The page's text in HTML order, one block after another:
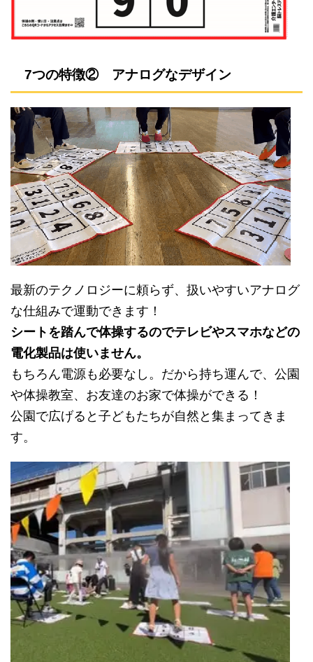
7つの特徴② アナログなデザイン
最新のテクノロジーに頼らず、扱いやすいアナログ
な仕組みで運動できます！
シートを踏んで体操するのでテレビやスマホなどの
電化製品は使いません。
もちろん電源も必要なし。だから持ち運んで、公園
や体操教室、お友達のお家で体操ができる！
公園で広げると子どもたちが自然と集まってきま
す。